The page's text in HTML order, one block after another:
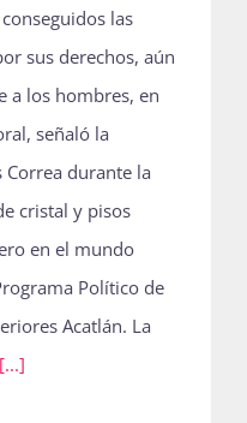
las
sus derechos, aún
a los hombres, en
señaló la
Correa durante la
cristal y pisos
en el mundo
Político de
Acatlán. La
[...]